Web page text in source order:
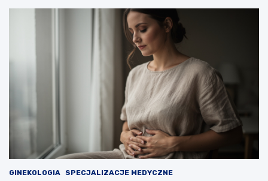
GINEKOLOGIA SPECJALIZACJE MEDYCZNE